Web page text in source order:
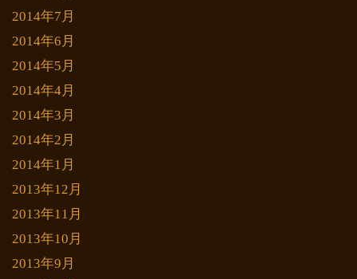
2014年7月
2014年6月
2014年5月
2014年4月
2014年3月
2014年2月
2014年1月
2013年12月
2013年11月
2013年10月
2013年9月